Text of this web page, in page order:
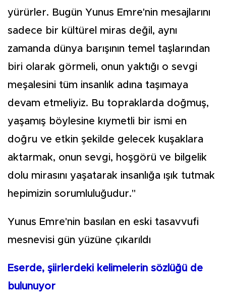
yürürler. Bugün Yunus Emre'nin mesajlarını
sadece bir kültürel miras değil, aynı
zamanda dünya barışının temel taşlarından
biri olarak görmeli, onun yaktığı o sevgi
meşalesini tüm insanlık adına taşımaya
devam etmeliyiz. Bu topraklarda doğmuş,
yaşamış böylesine kıymetli bir ismi en
doğru ve etkin şekilde gelecek kuşaklara
aktarmak, onun sevgi, hoşgörü ve bilgelik
dolu mirasını yaşatarak insanlığa ışık tutmak
hepimizin sorumluluğudur."
Yunus Emre'nin basılan en eski tasavvufi
mesnevisi gün yüzüne çıkarıldı
Eserde, şiirlerdeki kelimelerin sözlüğü de
bulunuyor